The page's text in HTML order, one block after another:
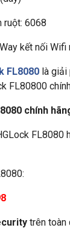
ruột: 6068
kết nối
FL8080 là giải
FL80800
chính
FL8080
trên toàn